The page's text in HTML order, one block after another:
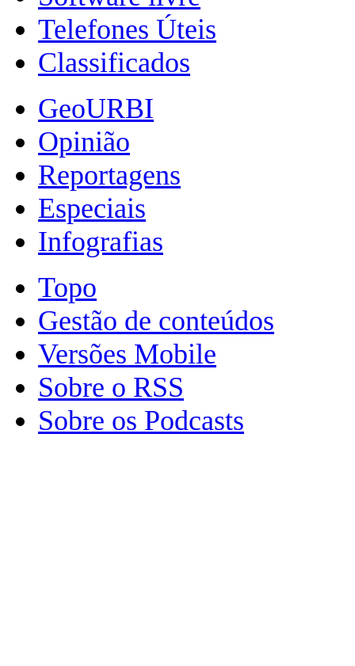
Telefones Úteis
Classificados
GeoURBI
Opinião
Reportagens
Especiais
Infografias
Topo
Gestão de conteúdos
Versões Mobile
Sobre o RSS
Sobre os Podcasts